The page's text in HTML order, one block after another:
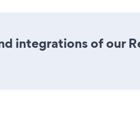
integrations of our